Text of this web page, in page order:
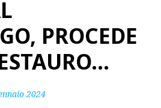
PROCEDE
2024